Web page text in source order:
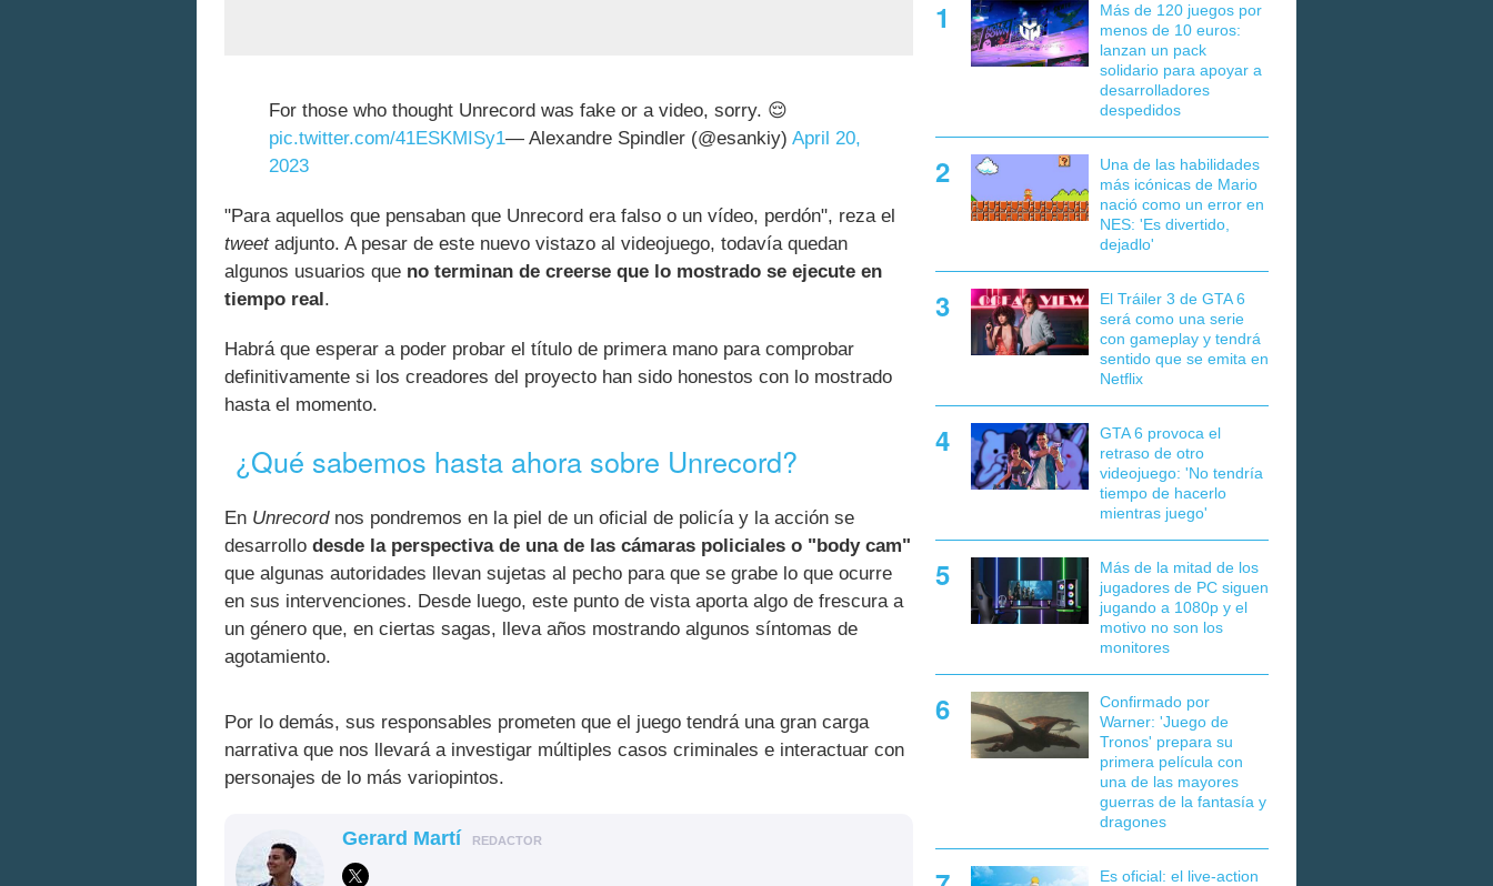
For those who thought Unrecord was fake or a video, sorry. 😌
pic.twitter.com/41ESKMISy1— Alexandre Spindler (@esankiy) April 20,
2023
"Para aquellos que pensaban que Unrecord era falso o un vídeo, perdón", reza el
tweetadjunto. A pesar de este nuevo vistazo al videojuego, todavía quedan
algunos usuarios que no terminan de creerse que lo mostrado se ejecute en
tiempo real.
Habrá que esperar a poder probar el título de primera mano para comprobar
definitivamente si los creadores del proyecto han sido honestos con lo mostrado
hasta el momento.
¿Qué sabemos hasta ahora sobre Unrecord?
En Unrecordnos pondremos en la piel de un oficial de policía y la acción se
desarrollo desde la perspectiva de una de las cámaras policiales o "body cam"
que algunas autoridades llevan sujetas al pecho para que se grabe lo que ocurre
en sus intervenciones. Desde luego, este punto de vista aporta algo de frescura a
un género que, en ciertas sagas, lleva años mostrando algunos síntomas de
agotamiento.
Por lo demás, sus responsables prometen que el juego tendrá una gran carga
narrativa que nos llevará a investigar múltiples casos criminales e interactuar con
personajes de lo más variopintos.
Gerard Martí REDACTOR
Más de 120 juegos por
menos de 10 euros:
lanzan un pack
solidario para apoyar a
desarrolladores
despedidos
Una de las habilidades
más icónicas de Mario
nació como un error en
NES: 'Es divertido,
dejadlo'
El Tráiler 3 de GTA 6
será como una serie
con gameplay y tendrá
sentido que se emita en
Netflix
GTA 6 provoca el
retraso de otro
videojuego: 'No tendría
tiempo de hacerlo
mientras juego'
Más de la mitad de los
jugadores de PC siguen
jugando a 1080p y el
motivo no son los
monitores
Confirmado por
Warner: 'Juego de
Tronos' prepara su
primera película con
una de las mayores
guerras de la fantasía y
dragones
Es oficial: el live-action